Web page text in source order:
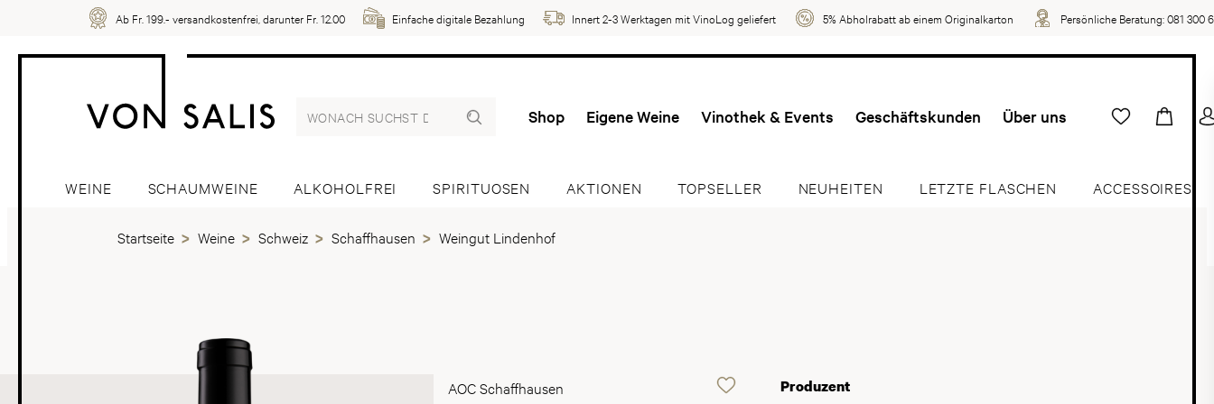
Ab Fr. 199.- versandkostenfrei, darunter Fr. 12.00 Einfache digitale Bezahlung Innert 2-3 Werktagen mit VinoLog geliefert 5% Abholrabatt ab einem Originalkarton Persönliche Beratung:081 300
Shop Eigene Weine Vinothek & Events Geschäftskunden Über uns
WEINE SCHAUMWEINE ALKOHOLFREI SPIRITUOSEN AKTIONEN TOPSELLER NEUHEITEN LETZTE FLASCHEN ACCESSOIRES
Startseite Weine Schweiz Schaffhausen Weingut Lindenhof
AOC Schaffhausen Produzent